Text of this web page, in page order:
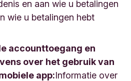
en aan wie u betalingen
wie u betalingen hebt
accounttoegang en
over het gebruik van
app:Informatie over